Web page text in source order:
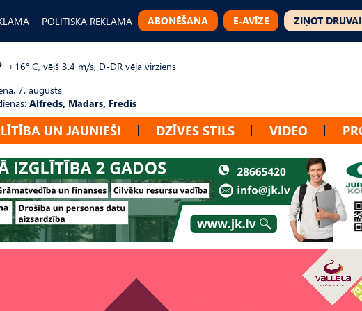
POLITISKĀ REKLĀMA ABONĒŠANA E-AVĪZE ZIŅOT DRUVAI
+16° C, vējš 3.4 m/s, D-DR vēja virziens
7. augusts
Alfrēds, Madars, Fredis
UN JAUNIEŠI DZĪVES STILS VIDEO